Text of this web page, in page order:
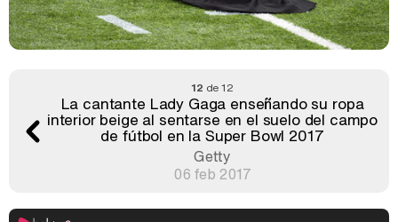
12 de 12
La cantante Lady Gaga enseñando su ropa
interior beige al sentarse en el suelo del campo
de fútbol en la Super Bowl 2017
Getty
06 feb 2017